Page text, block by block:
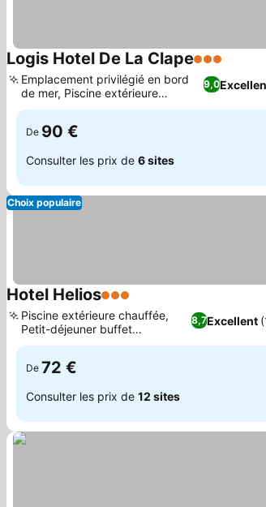
Logis Hotel De La Clape3 Étoiles
9,0
Emplacement privilégié en bord
de mer, Piscine extérieure
chauffée
De 90 €
Consulter les prix de 6 sites
Choix populaire
Hotel Helios3 Étoiles
8,7Excellent
Piscine extérieure chauffée,
Petit-déjeuner buffet
continental
De 72 €
Consulter les prix de 12 sites